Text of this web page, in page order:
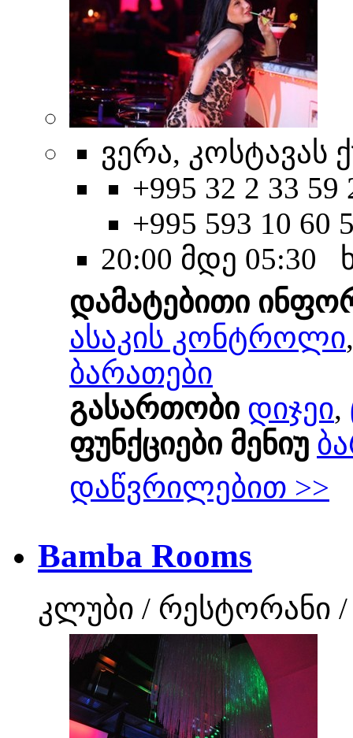
ვერა, კოსტავას
+995 32 2 33 59
+995 593 10 60
20:00 მდე 05:30
დამატებითი
ასაკის კონტროლი
ბარათები
გასართობი დიჯეი,
ფუნქციები მენიუ
დაწვრილებით >>
Bamba Rooms
კლუბი / რესტორანი /